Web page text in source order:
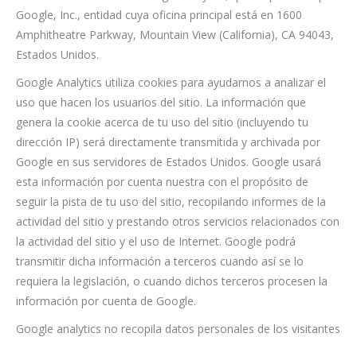
Google, Inc., entidad cuya oficina principal está en 1600
Amphitheatre Parkway, Mountain View (California), CA 94043,
Estados Unidos.
Google Analytics utiliza cookies para ayudarnos a analizar el
uso que hacen los usuarios del sitio. La información que
genera la cookie acerca de tu uso del sitio (incluyendo tu
dirección IP) será directamente transmitida y archivada por
Google en sus servidores de Estados Unidos. Google usará
esta información por cuenta nuestra con el propósito de
seguir la pista de tu uso del sitio, recopilando informes de la
actividad del sitio y prestando otros servicios relacionados con
la actividad del sitio y el uso de Internet. Google podrá
transmitir dicha información a terceros cuando así se lo
requiera la legislación, o cuando dichos terceros procesen la
información por cuenta de Google.
Google analytics no recopila datos personales de los visitantes